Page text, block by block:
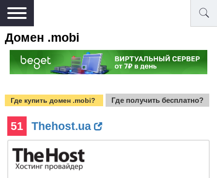
Домен .mobi
Где купить домен .mobi? Где получить бесплатно?
51 Thehost.ua